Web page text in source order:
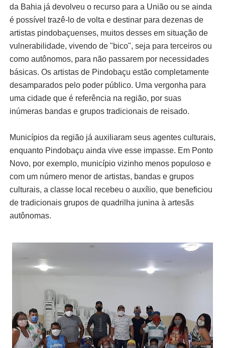
da Bahia já devolveu o recurso para a União ou se ainda
é possível trazê-lo de volta e destinar para dezenas de
artistas pindobaçuenses, muitos desses em situação de
vulnerabilidade, vivendo de "bico", seja para terceiros ou
como autônomos, para não passarem por necessidades
básicas. Os artistas de Pindobaçu estão completamente
desamparados pelo poder público. Uma vergonha para
uma cidade que é referência na região, por suas
inúmeras bandas e grupos tradicionais de reisado.
Municípios da região já auxiliaram seus agentes culturais,
enquanto Pindobaçu ainda vive esse impasse. Em Ponto
Novo, por exemplo, município vizinho menos populoso e
com um número menor de artistas, bandas e grupos
culturais, a classe local recebeu o auxílio, que beneficiou
de tradicionais grupos de quadrilha junina à artesãs
autônomas.